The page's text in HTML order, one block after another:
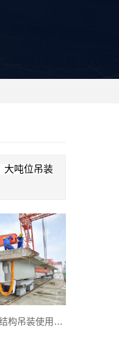
大吨位吊装
大渡口桥梁钢结构吊装使用柔性吊装带